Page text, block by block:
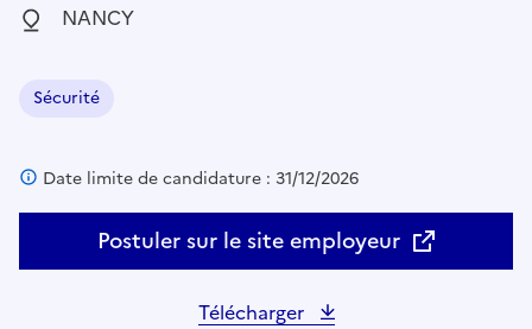
Localisation :
NANCY
Domaine :
Sécurité
Postuler sur le site employeur
Date limite de candidature : 31/12/2026
Télécharger